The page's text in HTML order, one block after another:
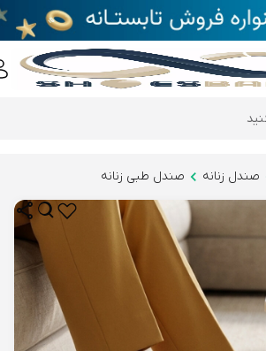
e
زنانه صندل طبی زنانه